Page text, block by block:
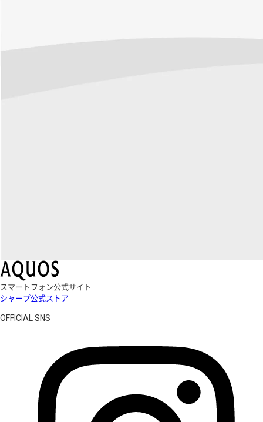
スマートフォン公式サイト
シャープ公式ストア
OFFICIAL SNS